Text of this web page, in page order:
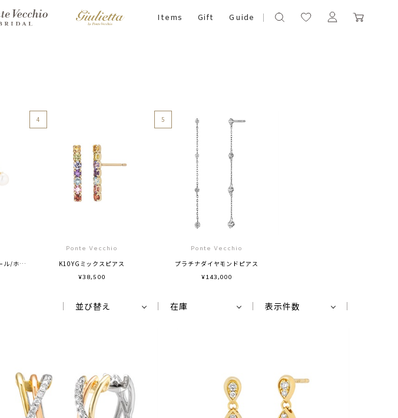
Items Gift Guide
K10YGフレッシュウォーターパール/ホワイトトパーズピアス
4
Ponte Vecchio
K10YGミックスピアス
¥38,500
5
Ponte Vecchio
プラチナダイヤモンドピアス
¥143,000
並び替え 在庫 表示件数